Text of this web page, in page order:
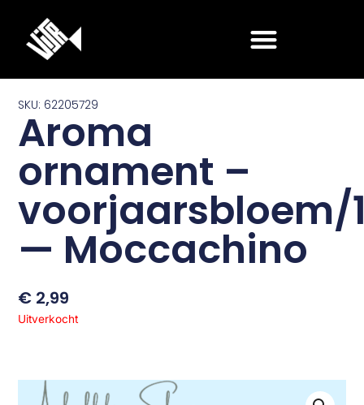
SKU: 62205729
Aroma
ornament –
voorjaarsbloem/
— Moccachino
€ 2,99
Uitverkocht